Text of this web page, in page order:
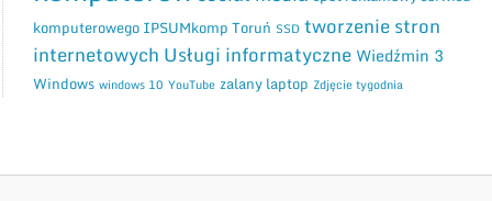
komputerowego IPSUMkomp Toruń SSD tworzenie stron
internetowych Usługi informatyczne Wiedźmin 3
Windows windows 10 YouTube zalany laptop Zdjęcie tygodnia